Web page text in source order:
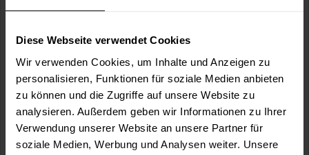
Diese Webseite verwendet Cookies
Wir verwenden Cookies, um Inhalte und Anzeigen zu
personalisieren, Funktionen für soziale Medien anbieten
zu können und die Zugriffe auf unsere Website zu
analysieren. Außerdem geben wir Informationen zu Ihrer
Verwendung unserer Website an unsere Partner für
soziale Medien, Werbung und Analysen weiter. Unsere
In denWarenkorb
Merken Fragen zum Artikel?
Artikel-Nr.: BX3000ALTWEISS